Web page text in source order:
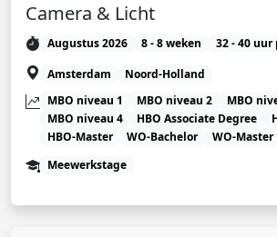
Camera & Licht
Augustus 2026 8 - 8 weken
32 - 40 uur
Amsterdam
Noord-Holland
MBO niveau 1
MBO niveau 2
MBO
MBO niveau 4
HBO Associate Degree
HBO-Master
WO-Bachelor
WO-Master
Meewerkstage